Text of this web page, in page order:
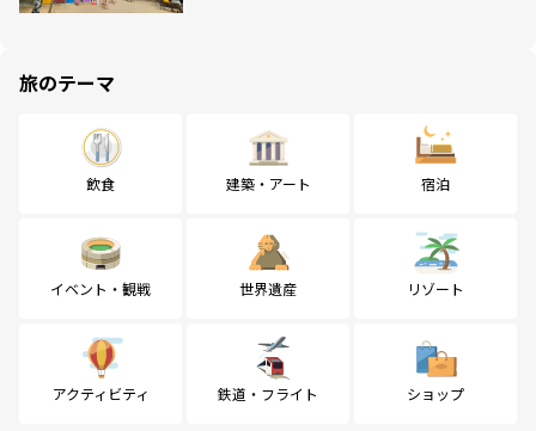
旅のテーマ
飲食 建築・アート 宿泊
イベント・観戦 世界遺産 リゾート
アクティビティ 鉄道・フライト ショップ